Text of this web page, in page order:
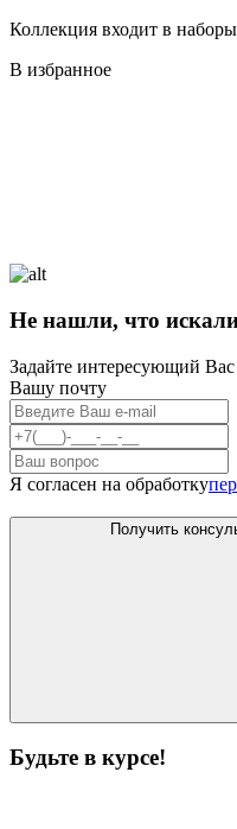
Коллекция входит в
В избранное
Не нашли, что
Задайте интересующий
Вашу почту
Я согласен на обработку
Получить
Будьте в курсе!